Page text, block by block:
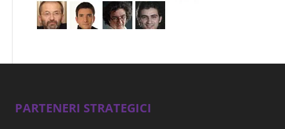
PARTENERI STRATEGICI